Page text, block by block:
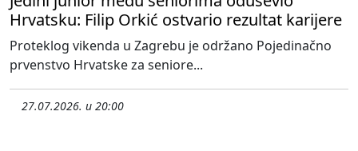
Hrvatsku: Filip Orkić ostvario rezultat karijere
Proteklog vikenda u Zagrebu je održano Pojedinačno
prvenstvo Hrvatske za seniore...
27.07.2026. u 20:00